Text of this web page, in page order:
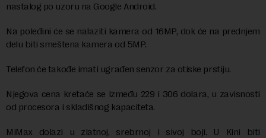
nastalog po uzoru na Google Android.
Na poleđini će se nalaziti kamera od 16MP, dok će na prednjem
delu biti smeštena kamera od 5MP.
Telefon će takođe imati ugrađen senzor za otiske prstiju.
Njegova cena kretaće se između 229 i 306 dolara, u zavisnosti
od procesora i skladišnog kapaciteta.
MiMax dolazi u zlatnoj, srebrnoj i sivoj boji. U Kini biti